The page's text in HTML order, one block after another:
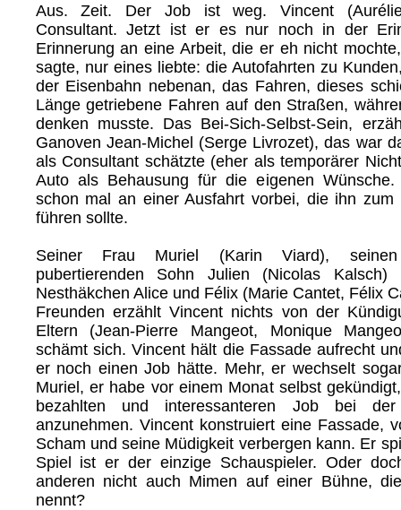
Aus. Zeit. Der Job ist weg. Vincent
Consultant. Jetzt ist er es nur noch in der
Erinnerung an eine Arbeit, die er eh nicht
sagte, nur eines liebte: die Autofahrten zu
der Eisenbahn nebenan, das Fahren, dieses
Länge getriebene Fahren auf den Straßen,
denken musste. Das Bei-Sich-Selbst-Sein,
Ganoven Jean-Michel (Serge Livrozet), das war
als Consultant schätzte (eher als temporärer
Auto als Behausung für die eigenen
schon mal an einer Ausfahrt vorbei, die ihn zum
führen sollte.
Seiner Frau Muriel (Karin Viard),
pubertierenden Sohn Julien (Nicolas
Nesthäkchen Alice und Félix (Marie Cantet, Félix
Freunden erzählt Vincent nichts von der
Eltern (Jean-Pierre Mangeot, Monique
schämt sich. Vincent hält die Fassade aufrecht
er noch einen Job hätte. Mehr, er wechselt
Muriel, er habe vor einem Monat selbst
bezahlten und interessanteren Job bei
anzunehmen. Vincent konstruiert eine Fassade,
Scham und seine Müdigkeit verbergen kann. Er
Spiel ist er der einzige Schauspieler. Oder
anderen nicht auch Mimen auf einer Bühne,
nennt?